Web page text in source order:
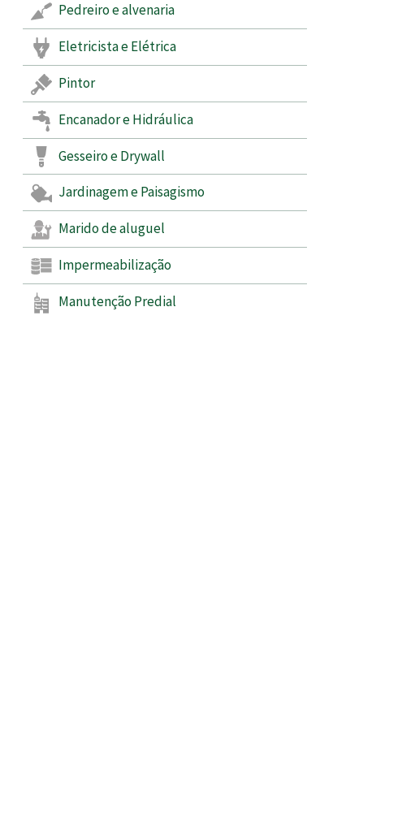
Pedreiro e alvenaria
Eletricista e Elétrica
Pintor
Encanador e Hidráulica
Gesseiro e Drywall
Jardinagem e Paisagismo
Marido de aluguel
Impermeabilização
Manutenção Predial